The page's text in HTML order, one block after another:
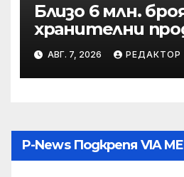
Близо 6 млн.
хранителни
закупени от
грижа“ в
старта на
АВГ. 7, 2026 РЕДАКТОР
P-News Подкрепя VIA